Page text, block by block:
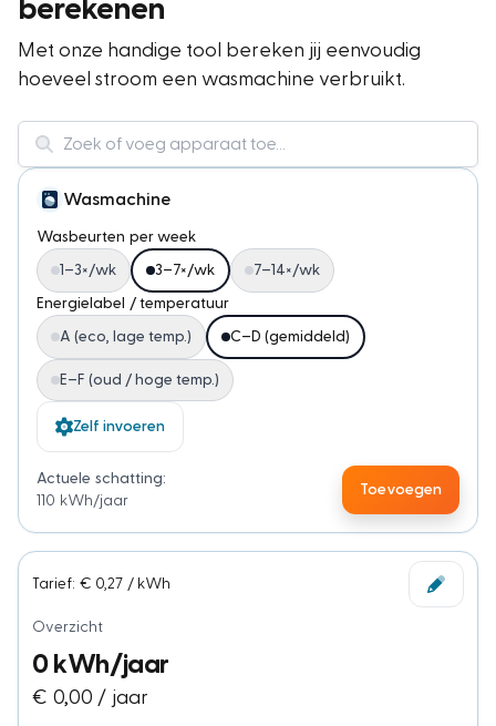
berekenen
Met onze handige tool bereken jij eenvoudig
hoeveel stroom een wasmachine verbruikt.